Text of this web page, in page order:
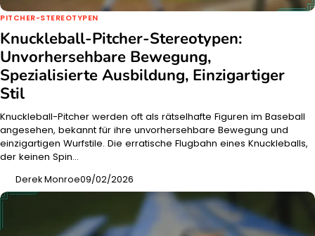
PITCHER-STEREOTYPEN
Knuckleball-Pitcher-Stereotypen:
Unvorhersehbare Bewegung,
Spezialisierte Ausbildung, Einzigartiger
Stil
Knuckleball-Pitcher werden oft als rätselhafte Figuren im Baseball
angesehen, bekannt für ihre unvorhersehbare Bewegung und
einzigartigen Wurfstile. Die erratische Flugbahn eines Knuckleballs,
der keinen Spin…
Derek Monroe09/02/2026